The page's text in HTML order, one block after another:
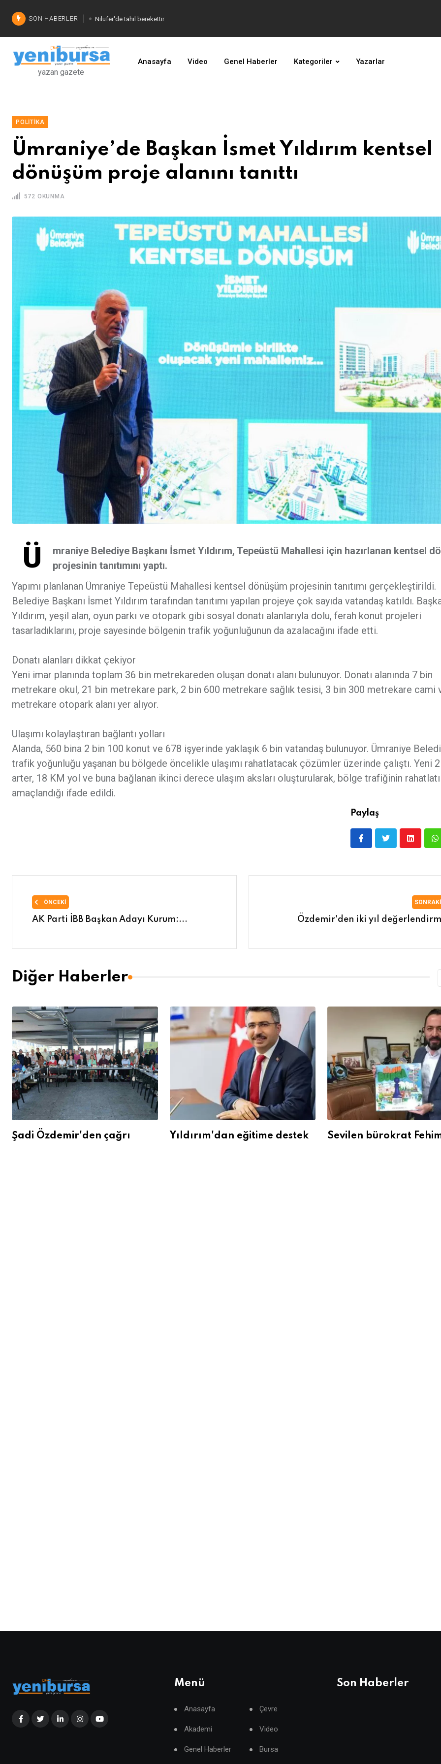
SON HABERLER Nilüfer'de tahıl berekettir
Şadi Özdemir'den çözüm
İşinizi geliştirin
yazan gazete
Anasayfa Video Genel Haberler Kategoriler Yazarlar
POLITIKA
Ümraniye’de Başkan İsmet Yıldırım kentsel
dönüşüm proje alanını tanıttı
572 OKUNMA
Ü
mraniye Belediye Başkanı İsmet Yıldırım, Tepeüstü Mahallesi için hazırlanan kentsel
projesinin tanıtımını yaptı.
Yapımı planlanan Ümraniye Tepeüstü Mahallesi kentsel dönüşüm projesinin tanıtımı gerçekleştirildi.
Belediye Başkanı İsmet Yıldırım tarafından tanıtımı yapılan projeye çok sayıda vatandaş katıldı.
Yıldırım, yeşil alan, oyun parkı ve otopark gibi sosyal donatı alanlarıyla dolu, ferah konut projeleri
tasarladıklarını, proje sayesinde bölgenin trafik yoğunluğunun da azalacağını ifade etti.
Donatı alanları dikkat çekiyor
Yeni imar planında toplam 36 bin metrekareden oluşan donatı alanı bulunuyor. Donatı alanında 7 bin
metrekare okul, 21 bin metrekare park, 2 bin 600 metrekare sağlık tesisi, 3 bin 300 metrekare cami
metrekare otopark alanı yer alıyor.
Ulaşımı kolaylaştıran bağlantı yolları
Alanda, 560 bina 2 bin 100 konut ve 678 işyerinde yaklaşık 6 bin vatandaş bulunuyor. Ümraniye
trafik yoğunluğu yaşanan bu bölgede öncelikle ulaşımı rahatlatacak çözümler üzerinde çalıştı. Yeni
arter, 18 KM yol ve buna bağlanan ikinci derece ulaşım aksları oluşturularak, bölge trafiğinin
amaçlandığı ifade edildi.
Paylaş
ÖNCEKI
AK Parti İBB Başkan Adayı Kurum:...
SONRAKI
Özdemir'den iki yıl
Diğer Haberler
Şadi Özdemir'den çağrı Yıldırım'dan eğitime destek Sevilen bürokrat
Menü
Anasayfa Çevre
Akademi Video
Genel Haberler Bursa
Son Haberler